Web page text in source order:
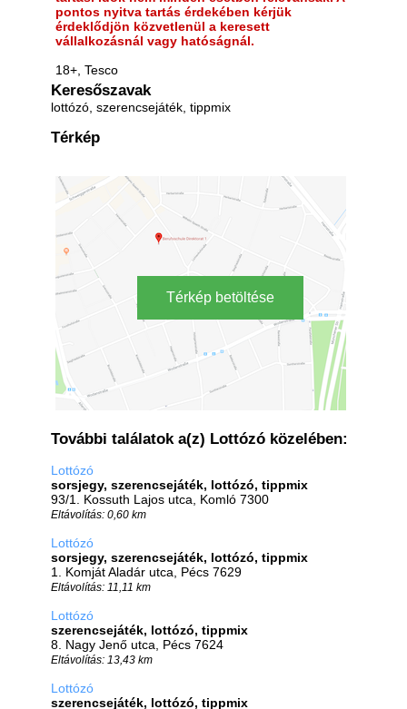
pontos nyitva tartás érdekében kérjük
érdeklődjön közvetlenül a keresett
vállalkozásnál vagy hatóságnál.
18+, Tesco
Keresőszavak
lottózó, szerencsejáték, tippmix
Térkép
Térkép betöltése
További találatok a(z) Lottózó közelében:
Lottózó
sorsjegy, szerencsejáték, lottózó, tippmix
93/1. Kossuth Lajos utca, Komló 7300
Eltávolítás: 0,60 km
Lottózó
sorsjegy, szerencsejáték, lottózó, tippmix
1. Komját Aladár utca, Pécs 7629
Eltávolítás: 11,11 km
Lottózó
szerencsejáték, lottózó, tippmix
8. Nagy Jenő utca, Pécs 7624
Eltávolítás: 13,43 km
Lottózó
szerencsejáték, lottózó, tippmix